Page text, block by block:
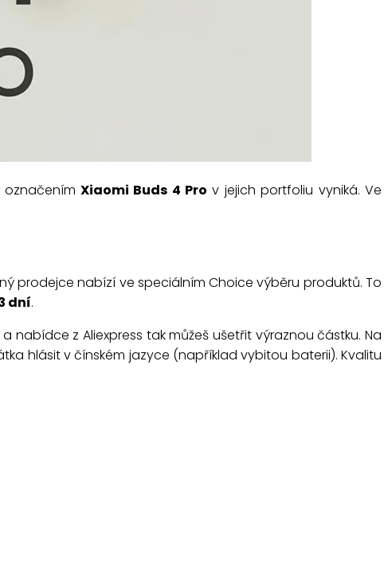
Xiaomi Buds 4 Pro v jejich portfoliu vyniká. Ve
prodejce nabízí ve speciálním Choice výběru produktů. To
dní.
nabídce z Aliexpress tak můžeš ušetřit výraznou částku. Na
hlásit v čínském jazyce (například vybitou baterii). Kvalitu